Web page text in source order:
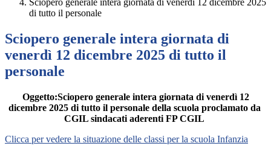
Sciopero generale intera giornata di venerdì 12 dicembre 2025
di tutto il personale
Sciopero generale intera giornata di
venerdì 12 dicembre 2025 di tutto il
personale
Oggetto:Sciopero generale intera giornata di venerdì 12
dicembre 2025 di tutto il personale della scuola proclamato da
CGIL sindacati aderenti FP CGIL
Clicca per vedere la situazione delle classi per la scuola Infanzia